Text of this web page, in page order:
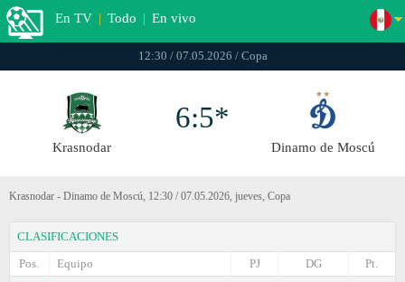
En TV | Todo | En vivo
12:30 / 07.05.2026 / Copa
Krasnodar
6:5*
Dinamo de Moscú
Krasnodar - Dinamo de Moscú, 12:30 / 07.05.2026, jueves, Copa
CLASIFICACIONES
Pos.
Equipo Pt.
DG
PJ